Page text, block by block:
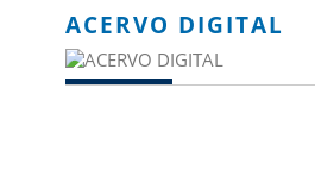
ACERVO DIGITAL